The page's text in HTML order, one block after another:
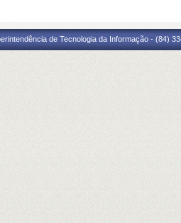
de Tecnologia da Informação - (84)